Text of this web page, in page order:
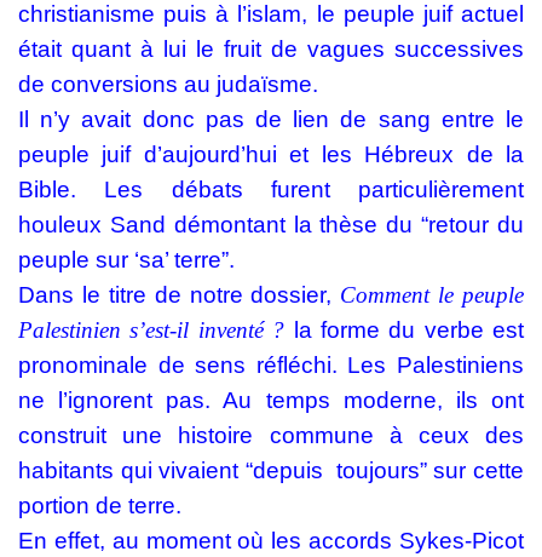
christianisme puis à l’islam, le peuple juif actuel
était quant à lui le fruit de vagues successives
de conversions au judaïsme.
Il n’y avait donc pas de lien de sang entre le
peuple juif d’aujourd’hui et les Hébreux de la
Bible. Les débats furent particulièrement
houleux Sand démontant la thèse du “retour du
peuple sur ‘sa’ terre”.
Dans le titre de notre dossier, Comment le peuple
Palestinien s’est-il inventé ? la forme du verbe est
pronominale de sens réfléchi. Les Palestiniens
ne l’ignorent pas. Au temps moderne, ils ont
construit une histoire commune à ceux des
habitants qui vivaient “depuis toujours” sur cette
portion de terre.
En effet, au moment où les accords Sykes-Picot